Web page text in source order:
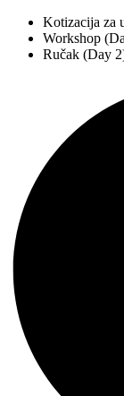
Kotizacija za
Workshop
Ručak (Day